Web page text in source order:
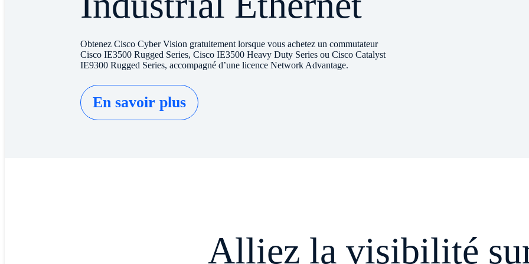
Obtenez Cisco Cyber Vision gratuitement lorsque vous achetez un commutateur
Cisco IE3500 Rugged Series, Cisco IE3500 Heavy Duty Series ou Cisco Catalyst
IE9300 Rugged Series, accompagné d’une licence Network Advantage.
En savoir plus
Alliez la visibilité